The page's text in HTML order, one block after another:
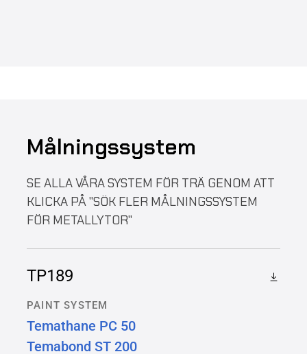
Målningssystem
SE ALLA VÅRA SYSTEM FÖR TRÄ GENOM ATT
KLICKA PÅ "SÖK FLER MÅLNINGSSYSTEM
FÖR METALLYTOR"
TP189
PAINT SYSTEM
Temathane PC 50
Temabond ST 200